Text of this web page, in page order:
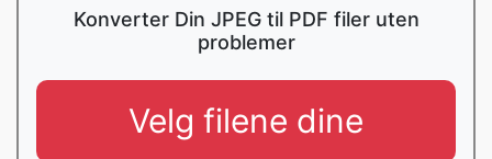
Konverter Din JPEG til PDF filer uten
problemer
Velg filene dine